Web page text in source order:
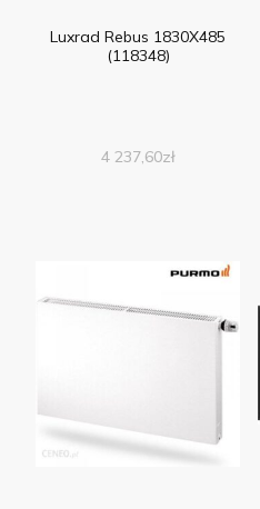
Luxrad Rebus 1830X485
(118348)
4 237,60zł